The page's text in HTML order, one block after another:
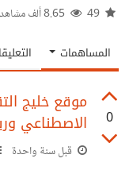
المساهمات
0
موقع خليج
الاصطناعي
قبل سنة واحدة